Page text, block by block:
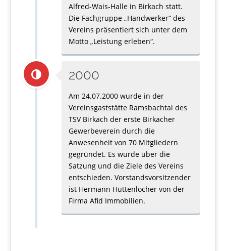
Alfred-Wais-Halle in Birkach statt.
Die Fachgruppe „Handwerker“ des
Vereins präsentiert sich unter dem
Motto „Leistung erleben“.
2000
Am 24.07.2000 wurde in der
Vereinsgaststätte Ramsbachtal des
TSV Birkach der erste Birkacher
Gewerbeverein durch die
Anwesenheit von 70 Mitgliedern
gegründet. Es wurde über die
Satzung und die Ziele des Vereins
entschieden. Vorstandsvorsitzender
ist Hermann Huttenlocher von der
Firma Afid Immobilien.